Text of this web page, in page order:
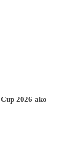
2026 ako